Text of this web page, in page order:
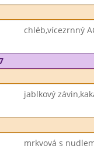
chléb,vícezrnný
jablkový
mrkvová s